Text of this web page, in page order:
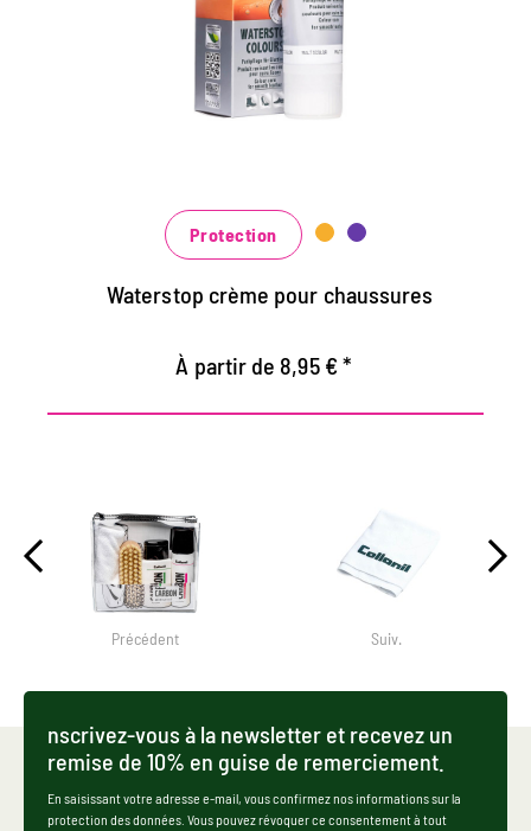
Maintient tous les matériaux de cuir lisse et
de haute technologie avec effet
d'imprégnation
bleu, vert et rouge
Protection
Waterstop crème pour chaussures
À partir de 8,95 € *
Précédent Suiv.
nscrivez-vous à la newsletter et recevez un
remise de 10% en guise de remerciement.
En saisissant votre adresse e-mail, vous confirmez nos informations sur la
protection des données. Vous pouvez révoquer ce consentement à tout